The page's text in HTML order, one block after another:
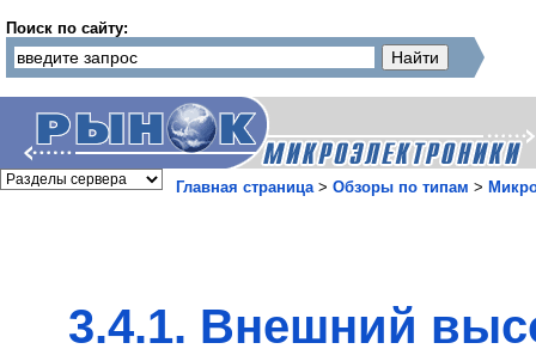
Поиск по сайту:
Главная страница> Обзоры по типам >
3.4.1. Внешний